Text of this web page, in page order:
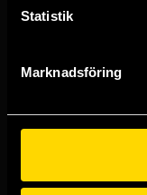
Statistik
Marknadsföring
Västerlånggatan 48
Göteborgsbutiken
Kungsgatan 19
Malmöbutiken